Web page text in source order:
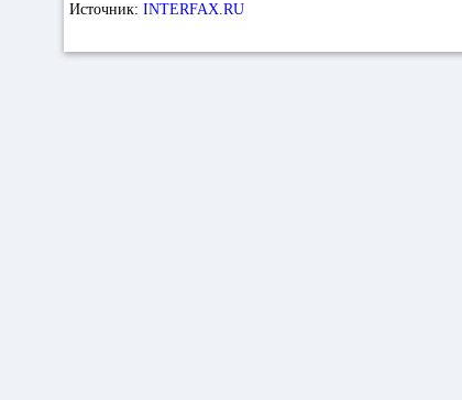
Источник: INTERFAX.RU